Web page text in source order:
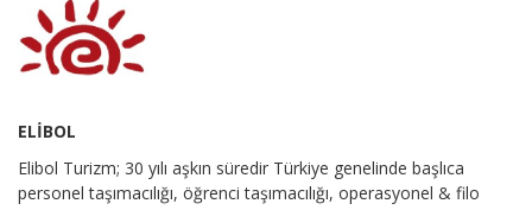
ELİBOL
Elibol Turizm; 30 yılı aşkın süredir Türkiye genelinde başlıca
personel taşımacılığı, öğrenci taşımacılığı, operasyonel & filo